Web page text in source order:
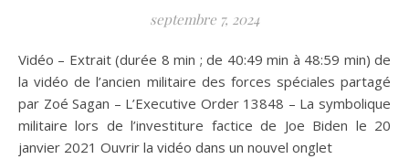
septembre 7, 2024
Vidéo – Extrait (durée 8 min ; de 40:49 min à 48:59 min) de
la vidéo de l’ancien militaire des forces spéciales partagé
par Zoé Sagan – L’Executive Order 13848 – La symbolique
militaire lors de l’investiture factice de Joe Biden le 20
janvier 2021 Ouvrir la vidéo dans un nouvel onglet